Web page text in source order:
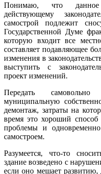
Понимаю, что данное
действующему
самострой подлежит
Государственной Думе
которую входит все
составляет подавляющее
изменения в
выступить с
проект изменений.
Передать
муниципальную
демонтаж, затраты на
время это хороший
проблемы и
самостроем.
Разумеется, что-то
здание возведено с
если оно мешает